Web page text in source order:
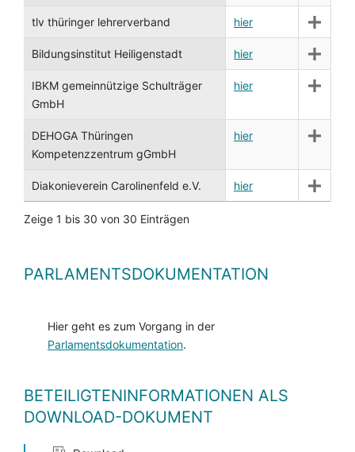
tlv thüringer lehrerverband hier
Bildungsinstitut Heiligenstadt hier
IBKM gemeinnützige Schulträger
GmbH
hier
DEHOGA Thüringen
Kompetenzzentrum gGmbH
hier
Diakonieverein Carolinenfeld e.V. hier
Zeige 1 bis 30 von 30 Einträgen
PARLAMENTSDOKUMENTATION
Hier geht es zum Vorgang in der
Parlamentsdokumentation.
BETEILIGTENINFORMATIONEN ALS
DOWNLOAD-DOKUMENT